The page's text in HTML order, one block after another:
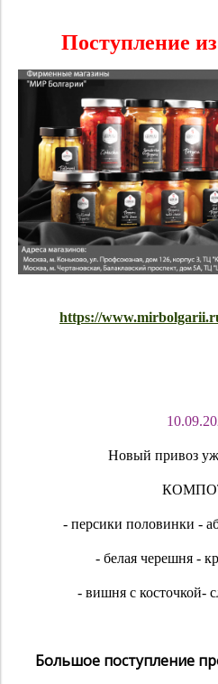
Поступление
https://
Новый привоз
- персики половинки -
- белая черешня -
- вишня с косточкой-
Большое поступление